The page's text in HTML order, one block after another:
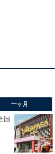
一ヶ月
国